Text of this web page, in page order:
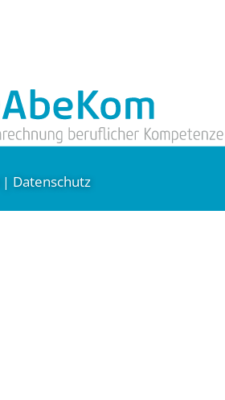
| Datenschutz